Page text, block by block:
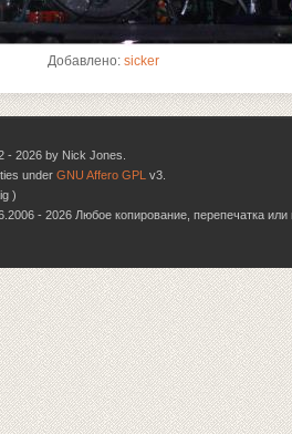
Добавлено: sicker
- 2026 by Nick Jones.
under GNU Affero GPL v3.
)
- 2026 Любое копирование, перепечатка